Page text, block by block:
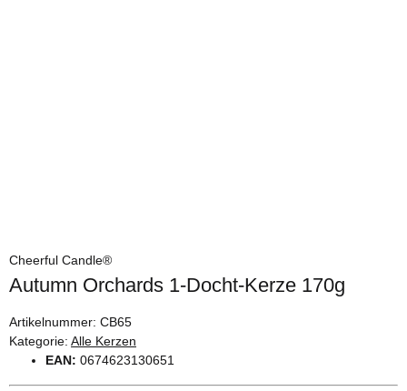
Cheerful Candle®
Autumn Orchards 1-Docht-Kerze 170g
Artikelnummer: CB65
Kategorie: Alle Kerzen
EAN: 0674623130651